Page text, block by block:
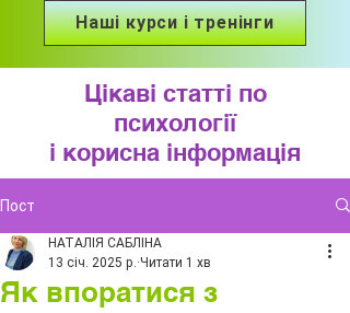
Наші курси і тренінги
Цікаві статті по
психології
і корисна інформація
Пост
Як впоратися з
НАТАЛІЯ САБЛІНА
13 січ. 2025 р. Читати 1 хв